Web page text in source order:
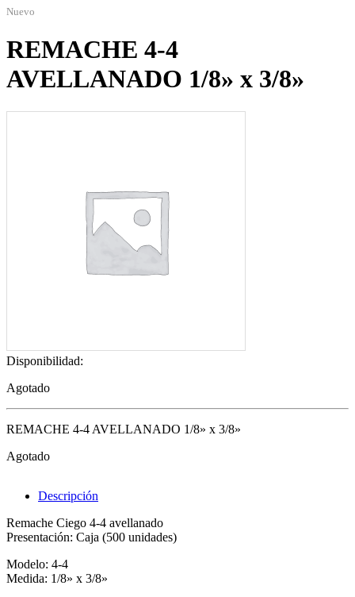
Nuevo
REMACHE 4-4
AVELLANADO 1/8» x 3/8»
Disponibilidad:
Agotado
REMACHE 4-4 AVELLANADO 1/8» x 3/8»
Agotado
Descripción
Remache Ciego 4-4 avellanado
Presentación: Caja (500 unidades)
Modelo: 4-4
Medida: 1/8» x 3/8»